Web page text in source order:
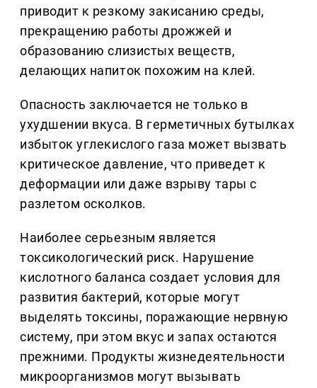
приводит к резкому закисанию среды,
прекращению работы дрожжей и
образованию слизистых веществ,
делающих напиток похожим на клей.
Опасность заключается не только в
ухудшении вкуса. В герметичных бутылках
избыток углекислого газа может вызвать
критическое давление, что приведет к
деформации или даже взрыву тары с
разлетом осколков.
Наиболее серьезным является
токсикологический риск. Нарушение
кислотного баланса создает условия для
развития бактерий, которые могут
выделять токсины, поражающие нервную
систему, при этом вкус и запах остаются
прежними. Продукты жизнедеятельности
микроорганизмов могут вызывать